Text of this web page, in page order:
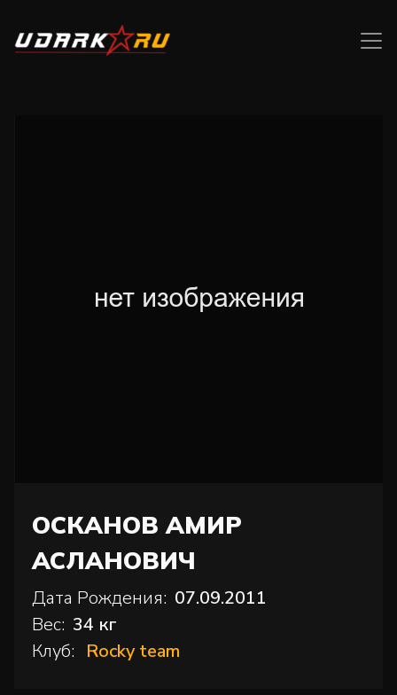
ОСКАНОВ АМИР
АСЛАНОВИЧ
Дата Рождения: 07.09.2011
Вес: 34 кг
Клуб: Rocky team